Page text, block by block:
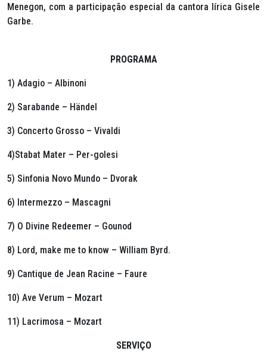
Menegon, com a participação especial da cantora lírica Gisele
Garbe.
PROGRAMA
1) Adagio – Albinoni
2) Sarabande – Händel
3) Concerto Grosso – Vivaldi
4)Stabat Mater – Per-golesi
5) Sinfonia Novo Mundo – Dvorak
6) Intermezzo – Mascagni
7) O Divine Redeemer – Gounod
8) Lord, make me to know – William Byrd.
9) Cantique de Jean Racine – Faure
10) Ave Verum – Mozart
11) Lacrimosa – Mozart
SERVIÇO